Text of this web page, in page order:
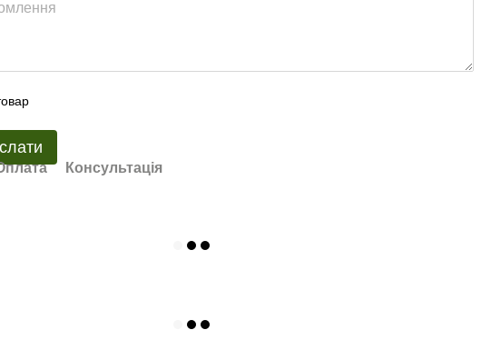
Консультація